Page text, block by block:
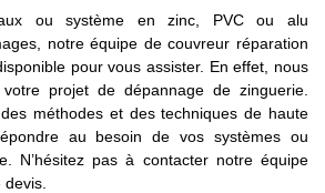
ou système en zinc, PVC ou alu
notre équipe de couvreur réparation
pour vous assister. En effet, nous
projet de dépannage de zinguerie.
méthodes et des techniques de haute
au besoin de vos systèmes ou
N’hésitez pas à contacter notre équipe